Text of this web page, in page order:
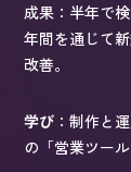
成果：半年で
年間を通じて
改善。
学び ：制作と
の「営業ツー